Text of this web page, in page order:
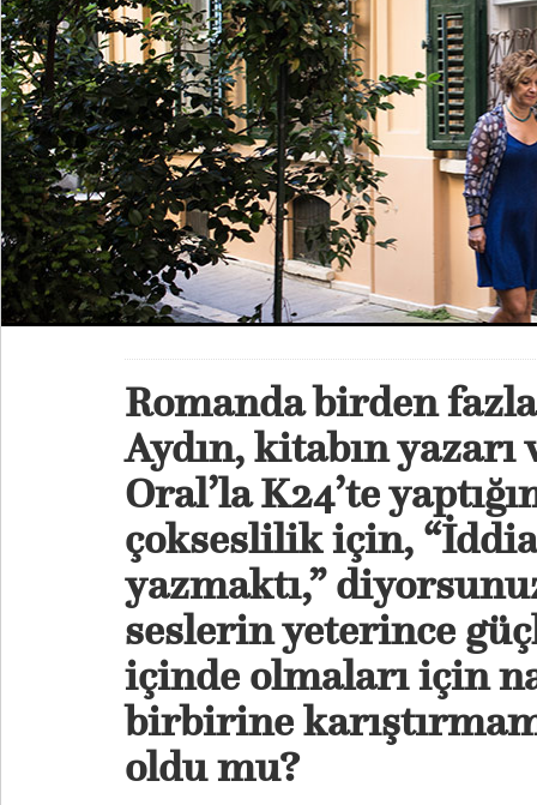
Romanda birden
Aydın, kitabın yazarı
Oral’la K24’te
çokseslilik için,
yazmaktı,”
seslerin yeterince
içinde olmaları için
birbirine
oldu mu?